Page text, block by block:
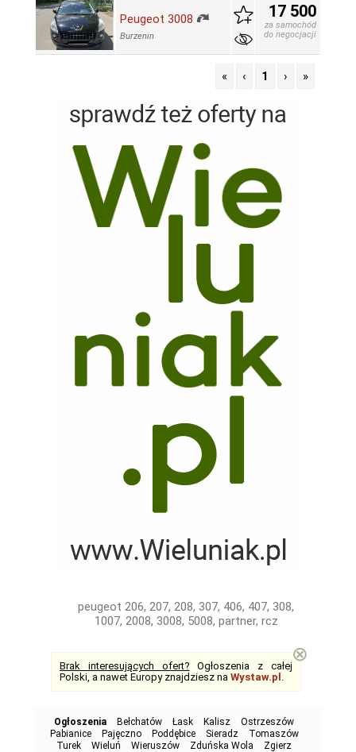
Peugeot 3008
Burzenin
17 500
za samochód
do negocjacji
« ‹ 1 › »
peugeot 206, 207, 208, 307, 406, 407, 308,
1007, 2008, 3008, 5008, partner, rcz
Brak interesujących ofert? Ogłoszenia z całej
Polski, a nawet Europy znajdziesz na Wystaw.pl .
⊗
Ogłoszenia Bełchatów Łask Kalisz
Ostrzeszów
Pabianice
Pajęczno Poddębice Sieradz
Tomaszów
Turek
Wieluń Wieruszów Zduńska Wola Zgierz